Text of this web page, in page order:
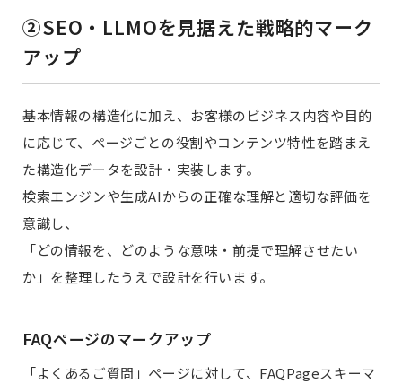
②SEO・LLMOを見据えた戦略的マーク
アップ
基本情報の構造化に加え、お客様のビジネス内容や目的
に応じて、ページごとの役割やコンテンツ特性を踏まえ
た構造化データを設計・実装します。
検索エンジンや生成AIからの正確な理解と適切な評価を
意識し、
「どの情報を、どのような意味・前提で理解させたい
か」を整理したうえで設計を行います。
FAQページのマークアップ
「よくあるご質問」ページに対して、FAQPageスキーマ